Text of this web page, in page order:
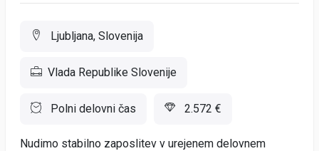
Ljubljana, Slovenija
Vlada Republike Slovenije
Polni delovni čas 2.572 €
Nudimo stabilno zaposlitev v urejenem delovnem